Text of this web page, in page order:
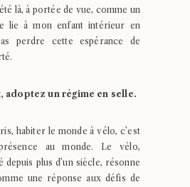
là, à portée de vue, comme un
lie à mon enfant intérieur en
perdre cette espérance de
adoptez un régime en selle.
habiter le monde à vélo, c’est
au monde. Le vélo,
plus d’un siècle, résonne
une réponse aux défis de